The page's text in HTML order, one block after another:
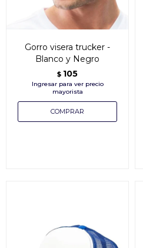
Gorro visera trucker -
Blanco y Negro
$ 105